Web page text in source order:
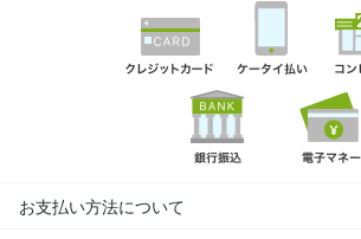
お支払い方法について